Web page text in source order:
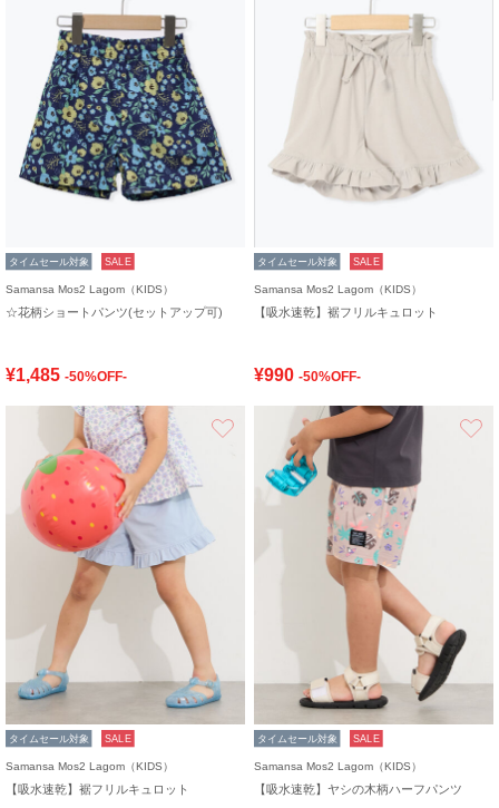
タイムセール対象 SALE
Samansa Mos2 Lagom（KIDS）
☆花柄ショートパンツ(セットアップ可)
¥1,485 -50%OFF-
タイムセール対象 SALE
Samansa Mos2 Lagom（KIDS）
【吸水速乾】裾フリルキュロット
¥990 -50%OFF-
お気に入り
タイムセール対象 SALE
Samansa Mos2 Lagom（KIDS）
【吸水速乾】裾フリルキュロット
タイムセール対象 SALE
Samansa Mos2 Lagom（KIDS）
【吸水速乾】ヤシの木柄ハーフパンツ